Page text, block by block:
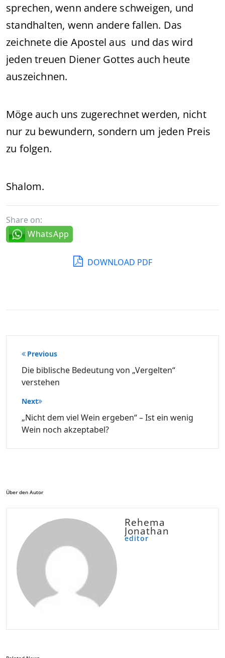
sprechen, wenn andere schweigen, und
standhalten, wenn andere fallen. Das
zeichnete die Apostel aus und das wird
jeden treuen Diener Gottes auch heute
auszeichnen.
Möge auch uns zugerechnet werden, nicht
nur zu bewundern, sondern um jeden Preis
zu folgen.
Shalom.
Share on:
WhatsApp
DOWNLOAD PDF
Beitragsnavigation
Previous
Die biblische Bedeutung von „Vergelten“
verstehen
Next
„Nicht dem viel Wein ergeben“ – Ist ein wenig
Wein noch akzeptabel?
Über den Autor
Rehema
Jonathan
editor